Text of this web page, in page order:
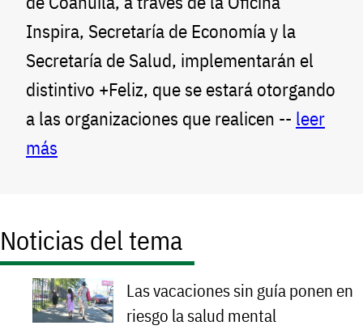
Inspira, Secretaría de Economía y la
Secretaría de Salud, implementarán el
distintivo +Feliz, que se estará otorgando
a las organizaciones que realicen -- leer
más
Noticias del tema
Las vacaciones sin guía ponen en
riesgo la salud mental